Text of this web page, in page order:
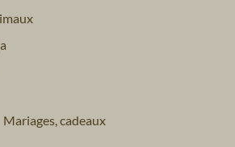
Mariages, cadeaux